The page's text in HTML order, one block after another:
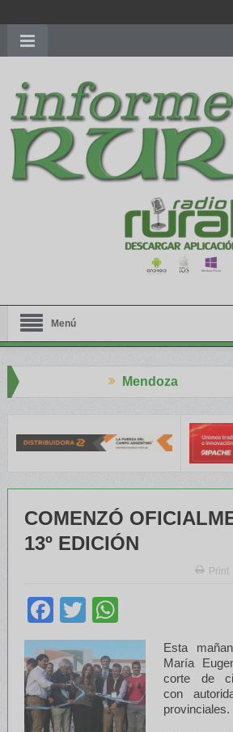
richardmillereplica
women.patekphilippe.tofor sale in usa
dining room table ceremony. welcome to
shop. best youngsexdoll.comwith
services. 1: 1 design high
https://
Menú
COMENZÓ
13º EDICIÓN
Print
Facebook
Twitter
Esta
María
corte de
con
provinciales.